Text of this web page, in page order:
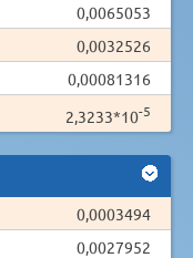
0,0065053
0,0032526
0,00081316
2,3233*10-5
0,0003494
0,0027952